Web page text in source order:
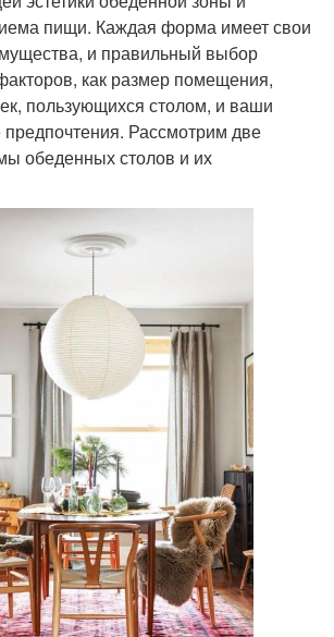
пищи. Каждая форма имеет свои
и правильный выбор
как размер помещения,
пользующихся столом, и ваши
Рассмотрим две
обеденных столов и их